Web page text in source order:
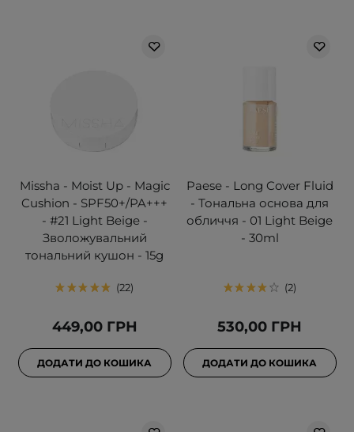
Missha - Moist Up - Magic
Cushion - SPF50+/PA+++
- #21 Light Beige -
Зволожувальний
тональний кушон - 15g
22
449,00 ГРН
ДОДАТИ ДО КОШИКА
Paese - Long Cover Fluid
- Тональна основа для
обличчя - 01 Light Beige
- 30ml
2
530,00 ГРН
ДОДАТИ ДО КОШИКА